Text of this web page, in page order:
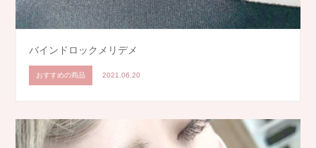
バインドロックメリデメ
おすすめの商品 2021.06.20